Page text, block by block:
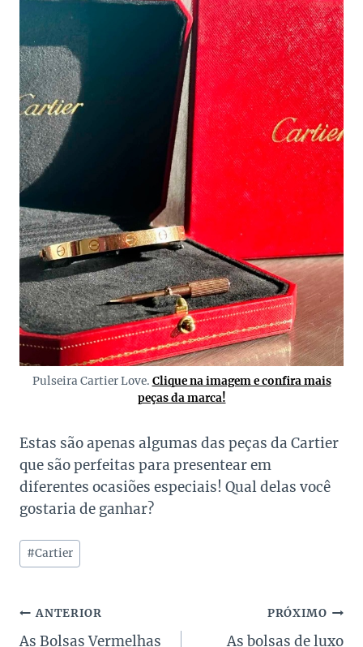
Pulseira Cartier Love. Clique na imagem e confira mais
peças da marca!
Estas são apenas algumas das peças da Cartier
que são perfeitas para presentear em
diferentes ocasiões especiais! Qual delas você
gostaria de ganhar?
Tags
do
#Cartier
Navegação
ANTERIOR
As Bolsas Vermelhas
PRÓXIMO
As bolsas de luxo